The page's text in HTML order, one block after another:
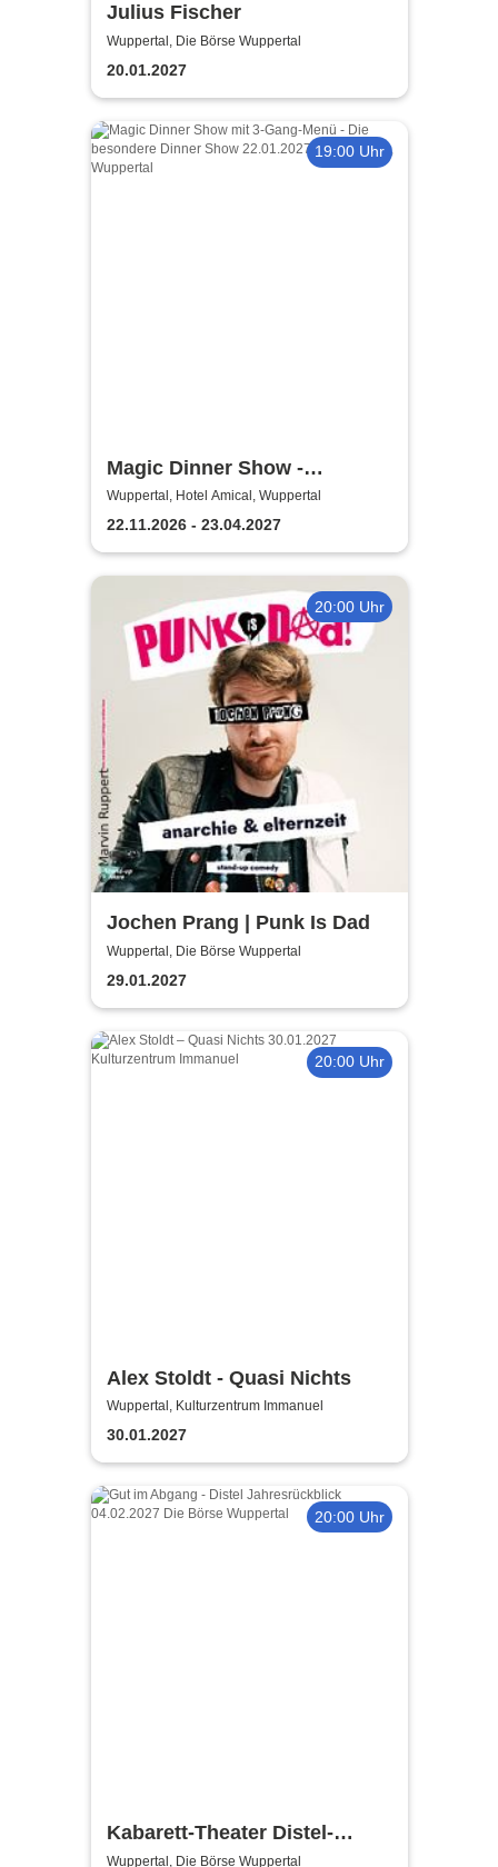
Julius Fischer
Wuppertal, Die Börse Wuppertal
20.01.2027
19:00 Uhr
Magic Dinner Show -
Exklusive
Erlebnisgastronomie | Seit 14
Jahren & über 500 Magic
Dinner Shows
Wuppertal, Hotel Amical, Wuppertal
22.11.2026 - 23.04.2027
20:00 Uhr
Jochen Prang | Punk Is Dad
Wuppertal, Die Börse Wuppertal
29.01.2027
20:00 Uhr
Alex Stoldt - Quasi Nichts
Wuppertal, Kulturzentrum Immanuel
30.01.2027
20:00 Uhr
Kabarett-Theater Distel-
Jahresrückblick 2026 - Gut im
Wuppertal, Die Börse Wuppertal